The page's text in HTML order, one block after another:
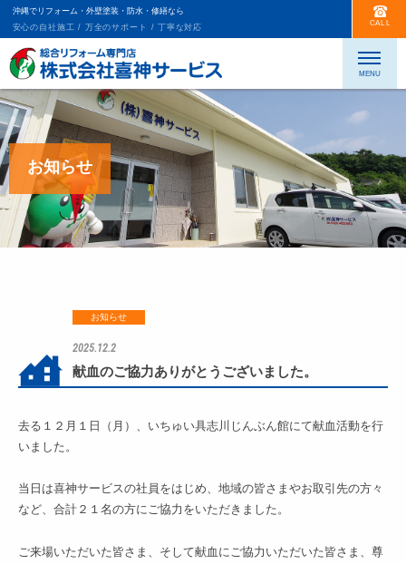
沖縄でリフォーム・外壁塗装・防水・修繕なら
安心の自社施工 / 万全のサポート / 丁寧な対応
CALL
お知らせ
お知らせ
2025.12.2
献血のご協力ありがとうございました。
去る１２月１日（月）、いちゅい具志川じんぶん館にて献血活動を行
いました。
当日は喜神サービスの社員をはじめ、地域の皆さまやお取引先の方々
など、合計２１名の方にご協力をいただきました。
ご来場いただいた皆さま、そして献血にご協力いただいた皆さま、尊